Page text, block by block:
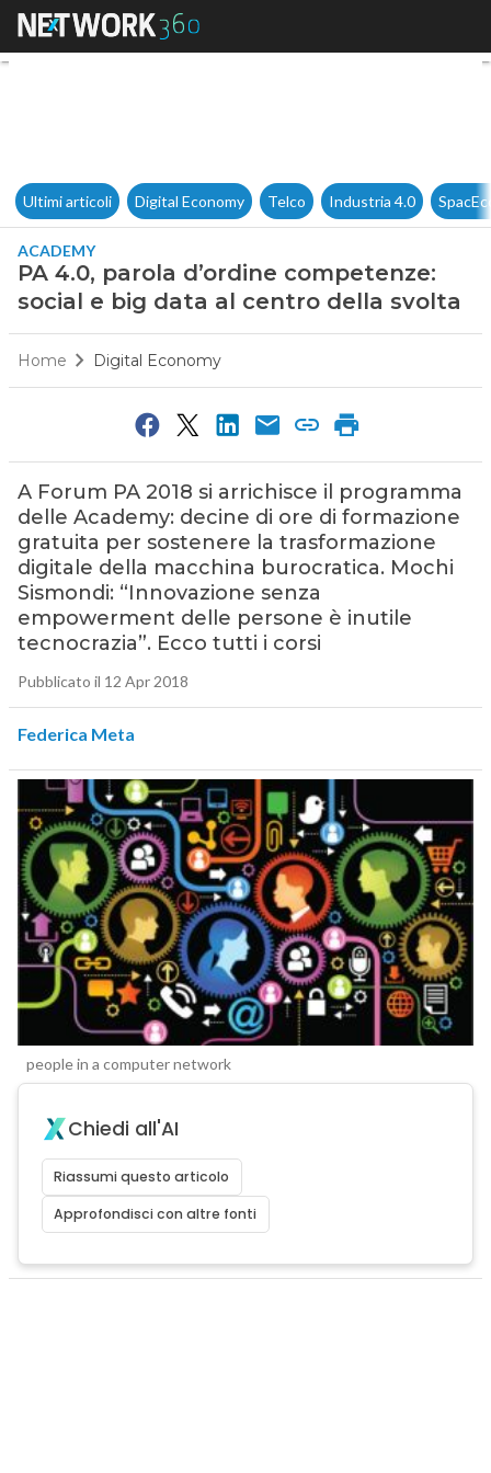
PA 4.0, parola d’ordine
Ultimi articoli Digital Economy Telco Industria 4.0
ACADEMY
PA 4.0, parola d’ordine competenze:
social e big data al centro della svolta
Home Digital Economy
A Forum PA 2018 si arrichisce il programma
delle Academy: decine di ore di formazione
gratuita per sostenere la trasformazione
digitale della macchina burocratica. Mochi
Sismondi: “Innovazione senza
empowerment delle persone è inutile
tecnocrazia”. Ecco tutti i corsi
Pubblicato il 12 Apr 2018
Federica Meta
people in a computer network
Chiedi all'AI
Riassumi questo articolo
Approfondisci con altre fonti